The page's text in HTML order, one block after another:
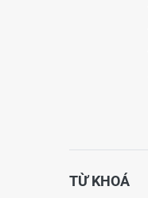
TỪ KHOÁ